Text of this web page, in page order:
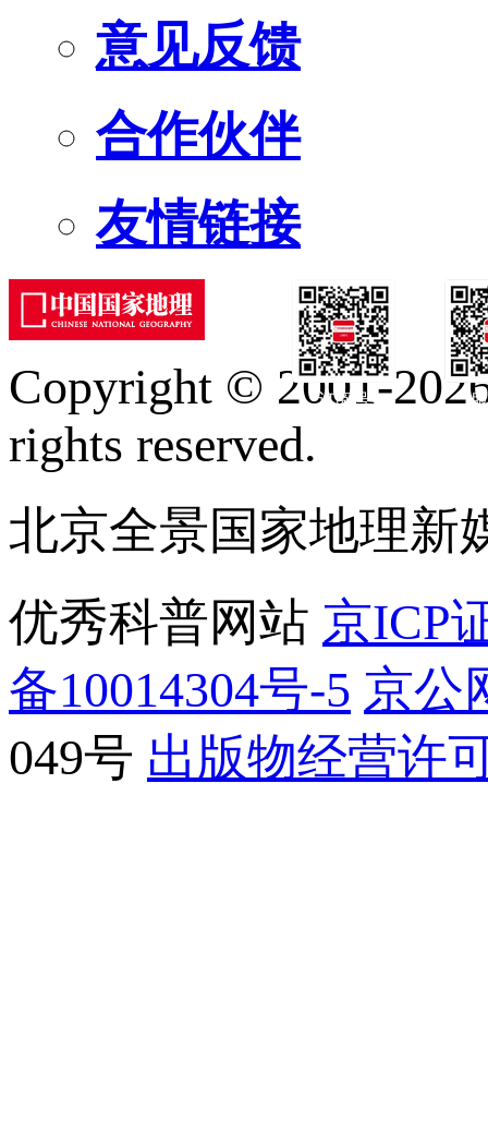
意见反馈
合作伙伴
友情链接
订阅号
Copyright © 2001-
rights reserved.
北京全景国家地理新
优秀科普网站 京ICP
备10014304号-5 京公
049号 出版物经营许